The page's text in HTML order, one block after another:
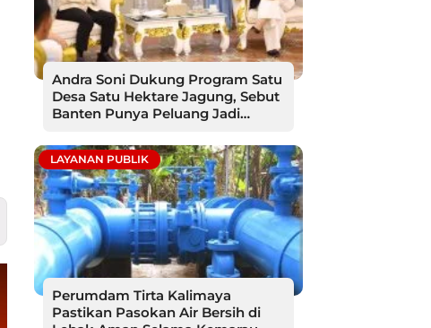
Andra Soni Dukung Program Satu
Desa Satu Hektare Jagung, Sebut
Banten Punya Peluang Jadi
LAYANAN PUBLIK
Perumdam Tirta Kalimaya
Pastikan Pasokan Air Bersih di